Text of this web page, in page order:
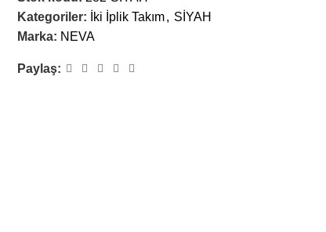
Kategoriler:
İki İplik Takım, SİYAH
Marka: NEVA
Paylaş: